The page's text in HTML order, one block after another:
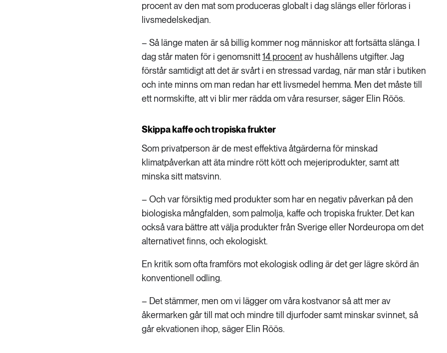
procent av den mat som produceras globalt i dag slängs eller förloras i
livsmedelskedjan.
– Så länge maten är så billig kommer nog människor att fortsätta slänga. I
dag står maten för i genomsnitt14 procentav hushållens utgifter. Jag
förstår samtidigt att det är svårt i en stressad vardag, när man står i butiken
och inte minns om man redan har ett livsmedel hemma. Men det måste till
ett normskifte, att vi blir mer rädda om våra resurser, säger Elin Röös.
Skippa kaffe och tropiska frukter
Som privatperson är de mest effektiva åtgärderna för minskad
klimatpåverkan att äta mindre rött kött och mejeriprodukter, samt att
minska sitt matsvinn.
– Och var försiktig med produkter som har en negativ påverkan på den
biologiska mångfalden, som palmolja, kaffe och tropiska frukter. Det kan
också vara bättre att välja produkter från Sverige eller Nordeuropa om det
alternativet finns, och ekologiskt.
En kritik som ofta framförs mot ekologisk odling är det ger lägre skörd än
konventionell odling.
– Det stämmer, men om vi lägger om våra kostvanor så att mer av
åkermarken går till mat och mindre till djurfoder samt minskar svinnet, så
går ekvationen ihop, säger Elin Röös.